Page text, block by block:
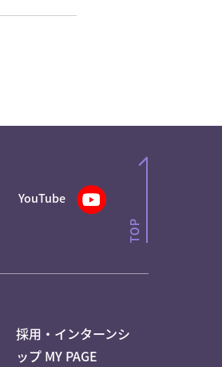
YouTube
採用・インターンシ
ップ MY PAGE